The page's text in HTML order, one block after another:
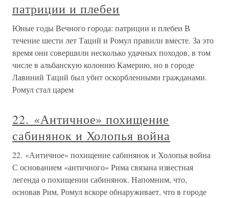
патриции и плебеи
Юные годы Вечного города: патриции и плебеи В
течение шести лет Таций и Ромул правили вместе. За это
время они совершили несколько удачных походов, в том
числе в альбанскую колонию Камерию, но в городе
Лавиний Таций был убит оскорбленными гражданами.
Ромул стал царем
22. «Античное» похищение
сабинянок и Холопья война
22. «Античное» похищение сабинянок и Холопья война
С основанием «античного» Рима связана известная
легенда о похищении сабинянок. Напомним, что,
основав Рим, Ромул вскоре обнаруживает, что в городе